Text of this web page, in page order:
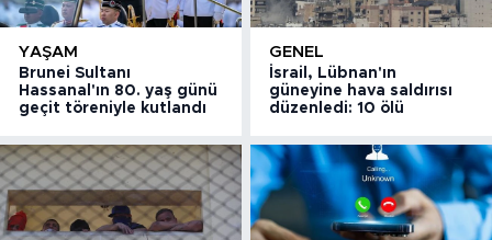
YAŞAM
Brunei Sultanı
Hassanal'ın 80. yaş günü
geçit töreniyle kutlandı
GENEL
İsrail, Lübnan'ın
güneyine hava saldırısı
düzenledi: 10 ölü